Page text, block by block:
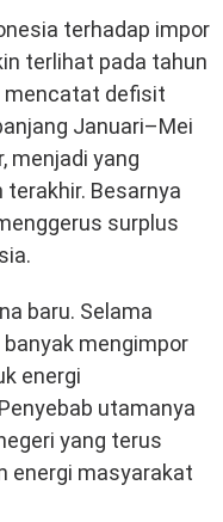
terhadap impor
terlihat pada tahun
mencatat defisit
Januari–Mei
menjadi yang
Besarnya
surplus
baru. Selama
mengimpor
energi
utamanya
yang terus
energi masyarakat